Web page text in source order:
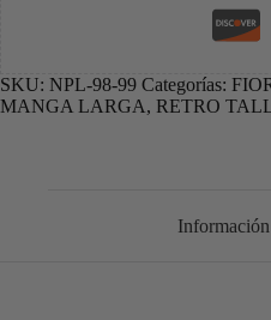
SKU: NPL-98-99 Categorías:
MANGA LARGA, RETRO